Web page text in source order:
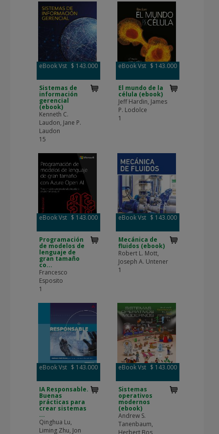
eBook Vst $ 143.000
Sistemas de
información
gerencial
(ebook)
Kenneth C.
Laudon, Jane P.
Laudon
15
eBook Vst $ 143.000
El mundo de la
célula (ebook)
Jeff Hardin, James
P. Lodolce
1
eBook Vst $ 143.000
Programación
de modelos de
lenguaje de
gran tamaño
co...
Francesco
Esposito
1
eBook Vst $ 143.000
Mecánica de
fluidos (ebook)
Robert L. Mott,
Joseph A. Untener
1
eBook Vst $ 143.000
IA Responsable.
Buenas
prácticas para
crear sistemas
...
Qinghua Lu,
Liming Zhu, Jon
eBook Vst $ 143.000
Sistemas
operativos
modernos
(ebook)
Andrew S.
Tanenbaum,
Herbert Bos